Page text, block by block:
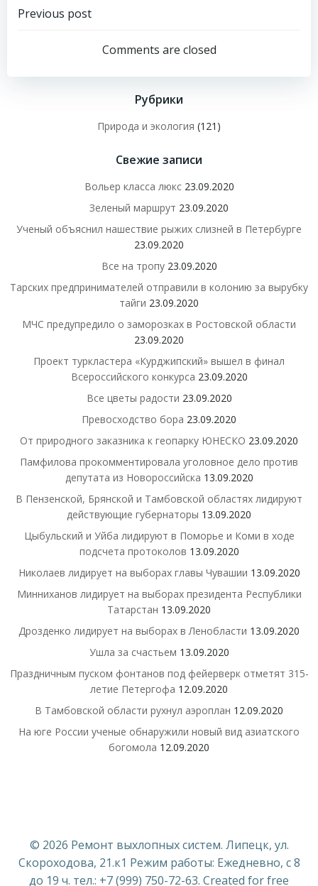
Навигация
записям
Previous post
Comments are closed
Рубрики
Природа и экология (121)
Свежие записи
Вольер класса люкс 23.09.2020
Зеленый маршрут 23.09.2020
Ученый объяснил нашествие рыжих слизней в Петербурге
23.09.2020
Все на тропу 23.09.2020
Тарских предпринимателей отправили в колонию за вырубку
тайги 23.09.2020
МЧС предупредило о заморозках в Ростовской области
23.09.2020
Проект туркластера «Курджипский» вышел в финал
Всероссийского конкурса 23.09.2020
Все цветы радости 23.09.2020
Превосходство бора 23.09.2020
От природного заказника к геопарку ЮНЕСКО 23.09.2020
Памфилова прокомментировала уголовное дело против
депутата из Новороссийска 13.09.2020
В Пензенской, Брянской и Тамбовской областях лидируют
действующие губернаторы 13.09.2020
Цыбульский и Уйба лидируют в Поморье и Коми в ходе
подсчета протоколов 13.09.2020
Николаев лидирует на выборах главы Чувашии 13.09.2020
Минниханов лидирует на выборах президента Республики
Татарстан 13.09.2020
Дрозденко лидирует на выборах в Ленобласти 13.09.2020
Ушла за счастьем 13.09.2020
Праздничным пуском фонтанов под фейерверк отметят 315-
летие Петергофа 12.09.2020
В Тамбовской области рухнул аэроплан 12.09.2020
На юге России ученые обнаружили новый вид азиатского
богомола 12.09.2020
© 2026 Ремонт выхлопных систем. Липецк, ул.
Скороходова, 21.к1 Режим работы: Ежедневно, с 8
до 19 ч. тел.: +7 (999) 750-72-63. Created for free